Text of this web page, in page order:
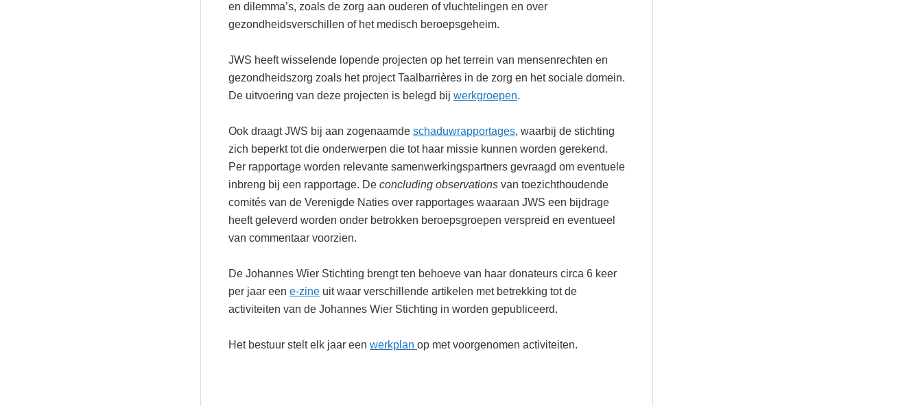
en dilemma’s, zoals de zorg aan ouderen of vluchtelingen en over
gezondheidsverschillen of het medisch beroepsgeheim.
JWS heeft wisselende lopende projecten op het terrein van mensenrechten en
gezondheidszorg zoals het project Taalbarrières in de zorg en het sociale domein.
De uitvoering van deze projecten is belegd bij werkgroepen.
Ook draagt JWS bij aan zogenaamde schaduwrapportages, waarbij de stichting
zich beperkt tot die onderwerpen die tot haar missie kunnen worden gerekend.
Per rapportage worden relevante samenwerkingspartners gevraagd om eventuele
inbreng bij een rapportage. De concluding observations van toezichthoudende
comités van de Verenigde Naties over rapportages waaraan JWS een bijdrage
heeft geleverd worden onder betrokken beroepsgroepen verspreid en eventueel
van commentaar voorzien.
De Johannes Wier Stichting brengt ten behoeve van haar donateurs circa 6 keer
per jaar een e-zine uit waar verschillende artikelen met betrekking tot de
activiteiten van de Johannes Wier Stichting in worden gepubliceerd.
Het bestuur stelt elk jaar een werkplan op met voorgenomen activiteiten.